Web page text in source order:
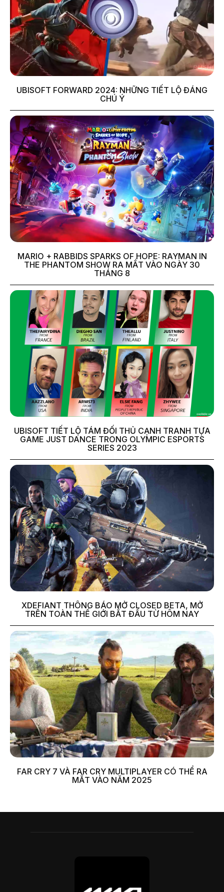
UBISOFT FORWARD 2024: NHỮNG TIẾT LỘ ĐÁNG
CHÚ Ý
MARIO + RABBIDS SPARKS OF HOPE: RAYMAN IN
THE PHANTOM SHOW RA MẮT VÀO NGÀY 30
THÁNG 8
UBISOFT TIẾT LỘ TÁM ĐỐI THỦ CẠNH TRANH TỰA
GAME JUST DANCE TRONG OLYMPIC ESPORTS
SERIES 2023
XDEFIANT THÔNG BÁO MỞ CLOSED BETA, MỞ
TRÊN TOÀN THẾ GIỚI BẮT ĐẦU TỪ HÔM NAY
FAR CRY 7 VÀ FAR CRY MULTIPLAYER CÓ THỂ RA
MẮT VÀO NĂM 2025